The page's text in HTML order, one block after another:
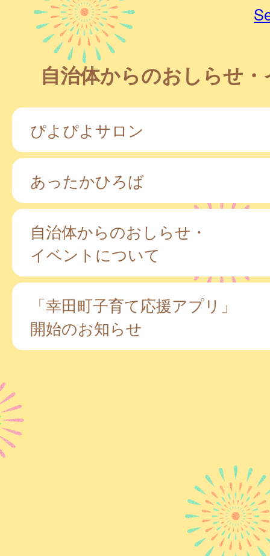
自治体からのおしらせ
ぴよぴよサロン
あったかひろば
自治体からのおしらせ・
イベントについて
「幸田町子育て応援アプリ」
開始のお知らせ